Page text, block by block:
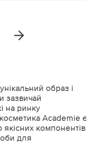
образ і
зазвичай
на ринку
Academie є
компонентів
для